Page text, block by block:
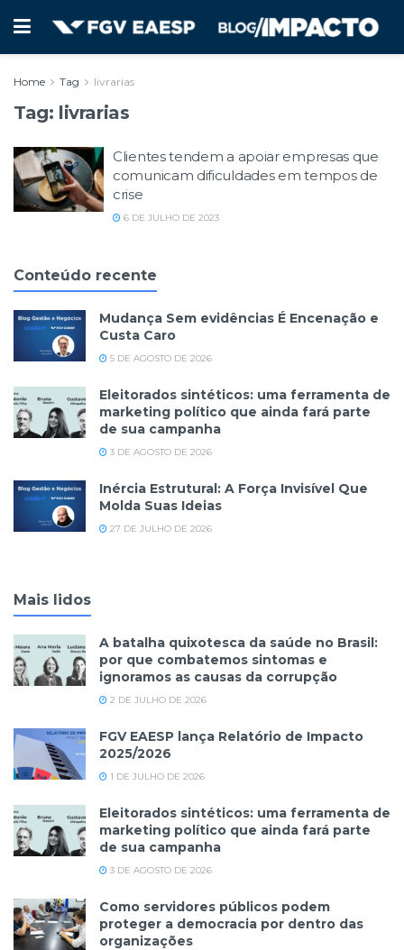
Home Tag livrarias
Tag: livrarias
Clientes tendem a apoiar empresas que
comunicam dificuldades em tempos de
crise
6 DE JULHO DE 2023
Conteúdo recente
Mudança Sem evidências É Encenação e
Custa Caro
5 DE AGOSTO DE 2026
Eleitorados sintéticos: uma ferramenta de
marketing político que ainda fará parte
de sua campanha
3 DE AGOSTO DE 2026
Inércia Estrutural: A Força Invisível Que
Molda Suas Ideias
27 DE JULHO DE 2026
Mais lidos
A batalha quixotesca da saúde no Brasil:
por que combatemos sintomas e
ignoramos as causas da corrupção
2 DE JULHO DE 2026
FGV EAESP lança Relatório de Impacto
2025/2026
1 DE JULHO DE 2026
Eleitorados sintéticos: uma ferramenta de
marketing político que ainda fará parte
de sua campanha
3 DE AGOSTO DE 2026
Como servidores públicos podem
proteger a democracia por dentro das
organizações